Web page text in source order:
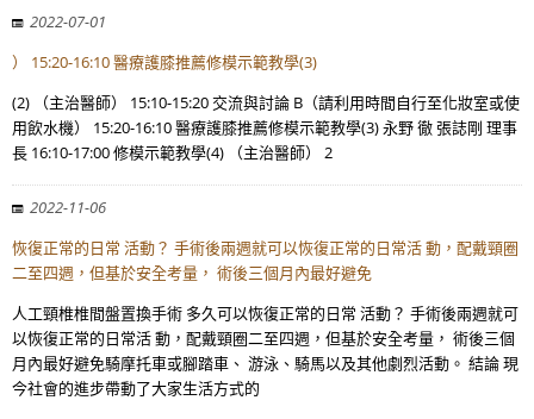
2022-07-01
） 15:20-16:10 醫療護膝推薦修模示範教學(3)
(2) （主治醫師） 15:10-15:20 交流與討論 B（請利用時間自行至化妝室或使
用飲水機） 15:20-16:10 醫療護膝推薦修模示範教學(3) 永野 徹 張誌剛 理事
長 16:10-17:00 修模示範教學(4) （主治醫師） 2
2022-11-06
恢復正常的日常 活動？ 手術後兩週就可以恢復正常的日常活 動，配戴頸圈
二至四週，但基於安全考量， 術後三個月內最好避免
人工頸椎椎間盤置換手術 多久可以恢復正常的日常 活動？ 手術後兩週就可
以恢復正常的日常活 動，配戴頸圈二至四週，但基於安全考量， 術後三個
月內最好避免騎摩托車或腳踏車、 游泳、騎馬以及其他劇烈活動。 結論 現
今社會的進步帶動了大家生活方式的